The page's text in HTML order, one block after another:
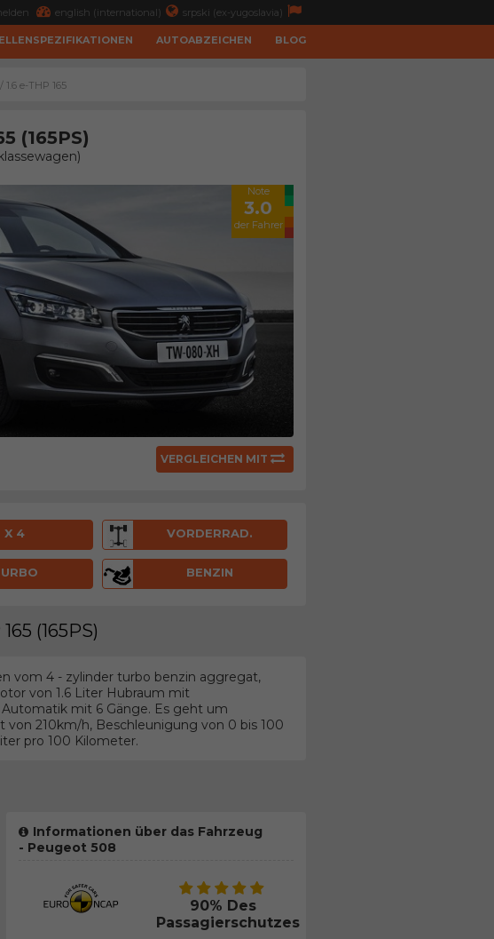
english (international) srpski (ex-yugoslavia)
AUTOABZEICHEN BLOG
/ 1.6 e-THP 165
(165PS)
Note
3.0
der Fahrer
VERGLEICHEN MIT
X 4 VORDERRAD.
BENZIN
(165PS)
vom 4 - zylinder turbo benzin aggregat,
von 1.6 Liter Hubraum mit
mit 6 Gänge. Es geht um
210km/h, Beschleunigung von 0 bis 100
pro 100 Kilometer.
Informationen über das Fahrzeug
- Peugeot 508
90% Des
Passagierschutzes